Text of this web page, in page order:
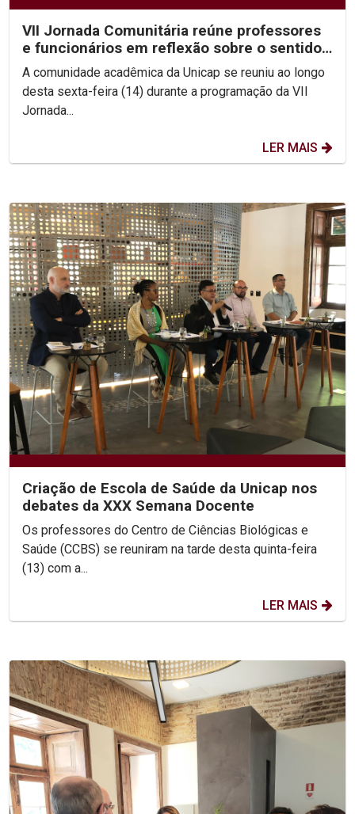
VII Jornada Comunitária reúne professores
e funcionários em reflexão sobre o sentido
da vida
A comunidade acadêmica da Unicap se reuniu ao longo
desta sexta-feira (14) durante a programação da VII
Jornada...
LER MAIS
Criação de Escola de Saúde da Unicap nos
debates da XXX Semana Docente
Os professores do Centro de Ciências Biológicas e
Saúde (CCBS) se reuniram na tarde desta quinta-feira
(13) com a...
LER MAIS